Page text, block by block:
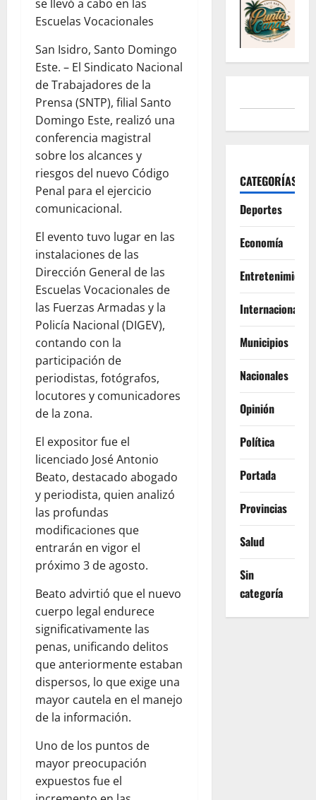
se llevó a cabo en las
Escuelas Vocacionales
San Isidro, Santo Domingo
Este. – El Sindicato Nacional
de Trabajadores de la
Prensa (SNTP), filial Santo
Domingo Este, realizó una
conferencia magistral
sobre los alcances y
riesgos del nuevo Código
Penal para el ejercicio
comunicacional.
El evento tuvo lugar en las
instalaciones de las
Dirección General de las
Escuelas Vocacionales de
las Fuerzas Armadas y la
Policía Nacional (DIGEV),
contando con la
participación de
periodistas, fotógrafos,
locutores y comunicadores
de la zona.
El expositor fue el
licenciado José Antonio
Beato, destacado abogado
y periodista, quien analizó
las profundas
modificaciones que
entrarán en vigor el
próximo 3 de agosto.
Beato advirtió que el nuevo
cuerpo legal endurece
significativamente las
penas, unificando delitos
que anteriormente estaban
dispersos, lo que exige una
mayor cautela en el manejo
de la información.
Uno de los puntos de
mayor preocupación
expuestos fue el
CATEGORÍAS
Deportes
Economía
Entretenimiento
Internacionales
Municipios
Nacionales
Opinión
Política
Portada
Provincias
Salud
Sin
categoría